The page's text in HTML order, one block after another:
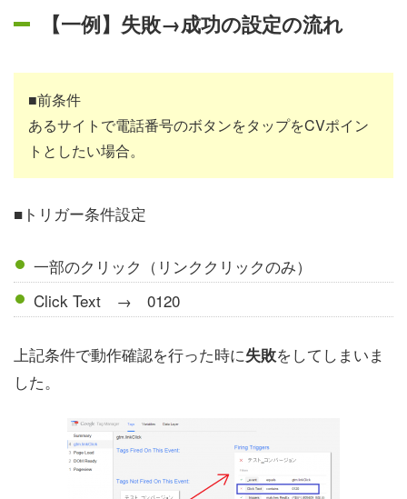
【一例】失敗→成功の設定の流れ
■前条件
あるサイトで電話番号のボタンをタップをCVポイン
トとしたい場合。
■トリガー条件設定
一部のクリック（リンククリックのみ）
Click Text → 0120
上記条件で動作確認を行った時に失敗をしてしまいま
した。